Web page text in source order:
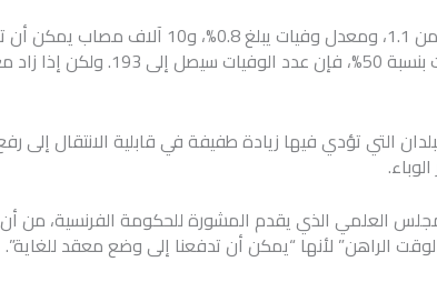
وفاة بعد شهر. وإذا زاد معدل الوفيات بنسبة 50%، فإن
التي تؤدي فيها زيادة طفيفة في قابلية الانتقال إلى
العلمي الذي يقدم المشورة للحكومة الفرنسية، من
الراهن” لأنها “يمكن أن تدفعنا إلى وضع معقد للغاية”.